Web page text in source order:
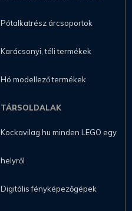
Pótalkatrész árcsoportok
Karácsonyi, téli termékek
Hó modellező termékek
TÁRSOLDALAK
Kockavilag.hu minden LEGO egy
helyről
Digitális fényképezőgépek